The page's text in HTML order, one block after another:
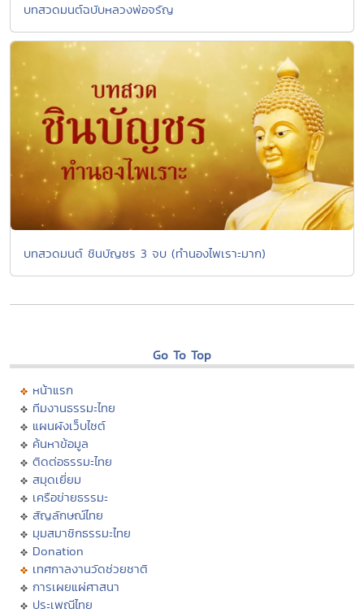
บทสวดมนต์ฉบับหลวงพ่อจรัญ
บทสวดมนต์ ชินบัญชร 3 จบ (ทำนองไพเราะมาก)
Go To Top
หน้าแรก
ทีมงานธรรมะไทย
แผนผังเว็บไซต์
ค้นหาข้อมูล
ติดต่อธรรมะไทย
สมุดเยี่ยม
เครือข่ายธรรมะ
สัญลักษณ์ไทย
มุมสมาชิกธรรมะไทย
Donation
เทศกาลงานวัดช่วยชาติ
การเผยแผ่ศาสนา
ประเพณีไทย